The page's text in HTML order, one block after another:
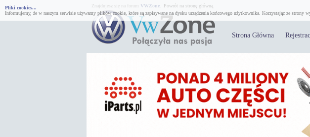
Pliki cookies...
Informujemy, że w naszym serwisie używamy plików cookie, które są zapisywane na dysku urządzenia końcowego użytkownika. Korzystając ze strony
Znajdujesz się na forum VWZone. Powrót na stronę główną.
Strona Główna